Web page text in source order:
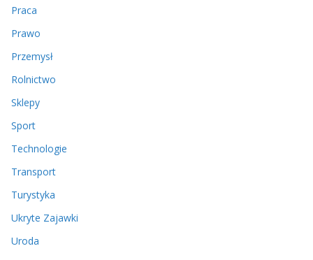
Praca
Prawo
Przemysł
Rolnictwo
Sklepy
Sport
Technologie
Transport
Turystyka
Ukryte Zajawki
Uroda